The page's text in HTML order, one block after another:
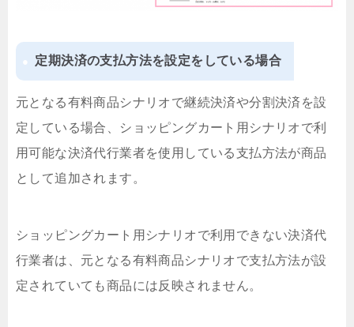
定期決済の支払方法を設定をしている場合
元となる有料商品シナリオで継続決済や分割決済を設
定している場合、ショッピングカート用シナリオで利
用可能な決済代行業者を使用している支払方法が商品
として追加されます。
ショッピングカート用シナリオで利用できない決済代
行業者は、元となる有料商品シナリオで支払方法が設
定されていても商品には反映されません。